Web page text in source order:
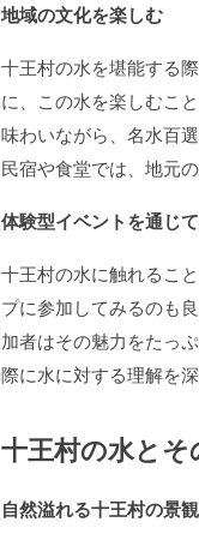
地域の文化を楽しむ
十王村の水を堪能する
に、この水を楽しむこ
味わいながら、名水百
民宿や食堂では、地元
体験型イベントを通じ
十王村の水に触れるこ
プに参加してみるのも
加者はその魅力をたっ
際に水に対する理解を
十王村の水とそ
自然溢れる十王村の景観